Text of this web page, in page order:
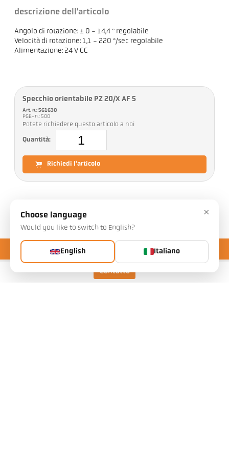
Contatto
descrizione dell'articolo
Angolo di rotazione: ± 0 - 14,4 ° regolabile
Velocità di rotazione: 1,1 - 220 °/sec regolabile
Alimentazione: 24 V CC
Specchio orientabile PZ 20/X AF 5
Art. n.: 561630
PGB-n.: 500
Potete richiedere questo articolo a noi
Quantità:
Richiedi l'articolo
Download ×
Choose language
Would you like to switch to English?
English Italiano